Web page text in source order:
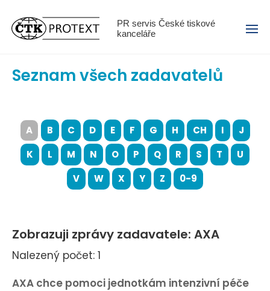
PR servis České tiskové
kanceláře
Menu
Seznam všech zadavatelů
A B C D E F G H CH I
J
K
L M N O P Q R S T
U
V
W X Y Z 0-9
Zobrazuji zprávy zadavatele: AXA
Nalezený počet: 1
AXA chce pomoci jednotkám intenzivní péče